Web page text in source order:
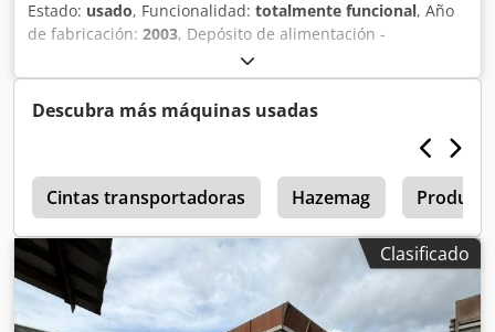
Estado: usado, Funcionalidad: totalmente funcional, Año
de fabricación: 2003, Depósito de alimentación -
Superestructura -Rejilla -Cinta de descarga/transferencia
Dksdpfx Acezq S Hzs Uor -Cinta transportadora
Descubra más máquinas usadas
Cintas transportadoras Hazemag
Clasificado